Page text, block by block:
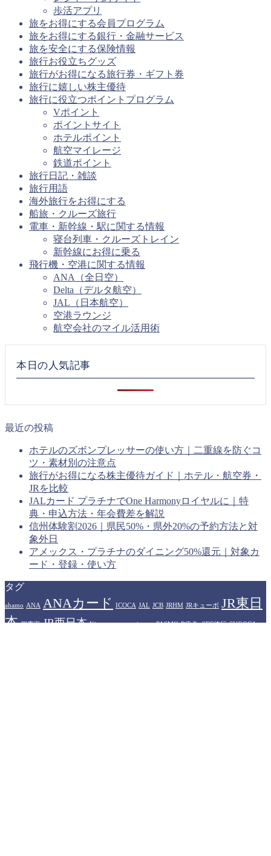
歩活アプリ
旅をお得にする会員プログラム
旅をお得にする銀行・金融サービス
旅を安全にする保険情報
旅行お役立ちグッズ
旅行がお得になる旅行券・ギフト券
旅行に嬉しい株主優待
旅行に役立つポイントプログラム
Vポイント
ポイントサイト
ホテルポイント
航空マイレージ
鉄道ポイント
旅行日記・雑談
旅行用語
海外旅行をお得にする
船旅・クルーズ旅行
電車・新幹線・駅に関する情報
寝台列車・クルーズトレイン
新幹線にお得に乗る
飛行機・空港に関する情報
ANA（全日空）
Delta（デルタ航空）
JAL（日本航空）
空港ラウンジ
航空会社のマイル活用術
本日の人気記事
最近の投稿
ホテルのズボンプレッサーの使い方｜二重線を防ぐコ
ツ・素材別の注意点
旅行がお得になる株主優待ガイド｜ホテル・航空券・
JRを比較
JALカード プラチナでOne Harmonyロイヤルに｜特
典・申込方法・年会費差を解説
信州体験割2026｜県民50%・県外20%の予約方法と対
象外日
アメックス・プラチナのダイニング50%還元｜対象カ
ード・登録・使い方
タグ
ahamo ANA ANAカード ICOCA JAL JCB JRHM JRキューポ JR東日
本 JR東海 JR西日本 Kitaca manaca nimoca PASMO PiTaPa SFC修行 SUGOCA